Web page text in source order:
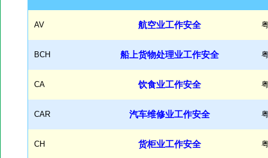
AV 航空业工作安全
BCH 船上货物处理业工作安全
CA 饮食业工作安全
CAR 汽车维修业工作安全
CH 货柜业工作安全